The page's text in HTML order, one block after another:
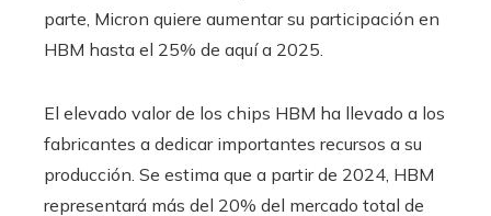
parte, Micron quiere aumentar su participación en
HBM hasta el 25% de aquí a 2025.
El elevado valor de los chips HBM ha llevado a los
fabricantes a dedicar importantes recursos a su
producción. Se estima que a partir de 2024, HBM
representará más del 20% del mercado total de